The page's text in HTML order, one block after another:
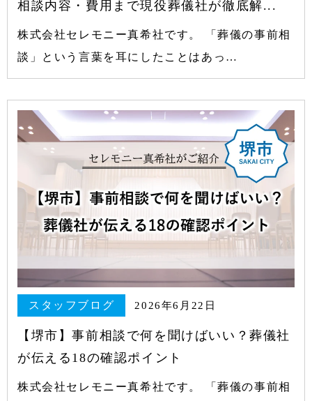
相談内容・費用まで現役葬儀社が徹底解...
株式会社セレモニー真希社です。 「葬儀の事前相
談」という言葉を耳にしたことはあっ…
スタッフブログ 2026年6月22日
【堺市】事前相談で何を聞けばいい？葬儀社
が伝える18の確認ポイント
株式会社セレモニー真希社です。 「葬儀の事前相